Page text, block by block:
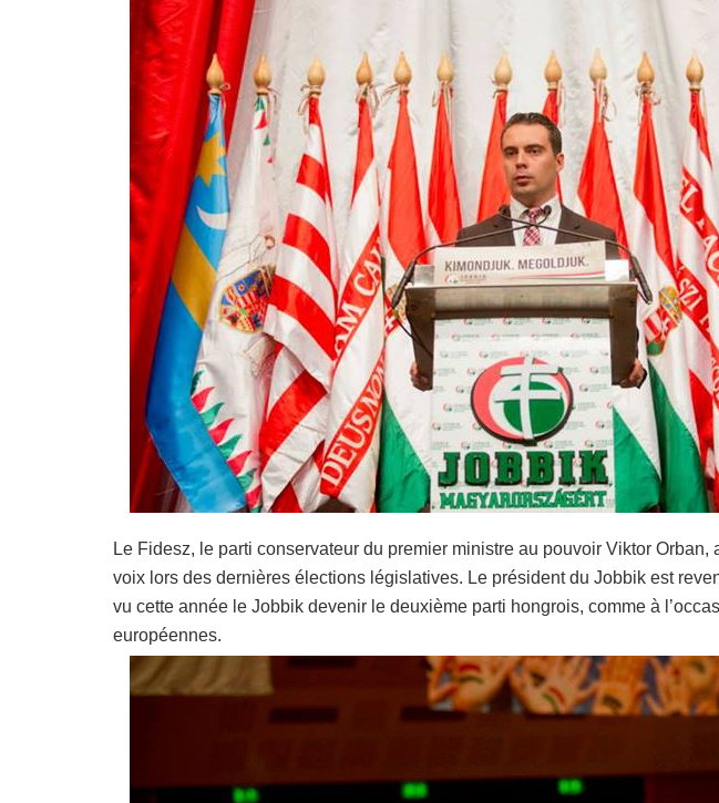
Le Fidesz, le parti conservateur du premier ministre au pouvoir Viktor Orban,
voix lors des dernières élections législatives. Le président du Jobbik est
vu cette année le Jobbik devenir le deuxième parti hongrois, comme à
européennes.